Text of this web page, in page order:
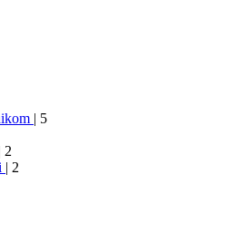
| 5
| 2
| 2